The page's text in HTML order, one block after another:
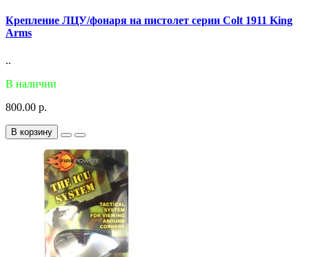
Крепление ЛЦУ/фонаря на пистолет серии Colt 1911 King
Arms
..
В наличии
800.00 р.
В корзину